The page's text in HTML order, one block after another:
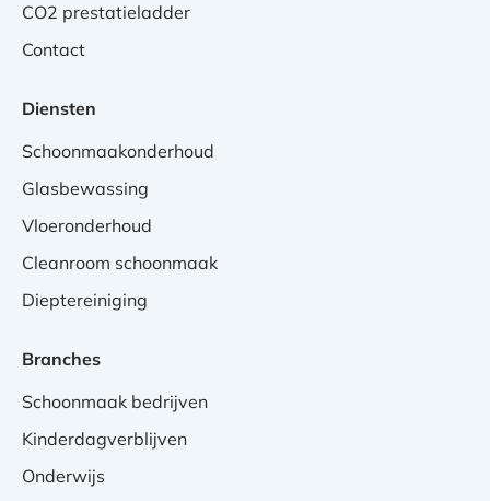
CO2 prestatieladder
Contact
Diensten
Schoonmaakonderhoud
Glasbewassing
Vloeronderhoud
Cleanroom schoonmaak
Dieptereiniging
Branches
Schoonmaak bedrijven
Kinderdagverblijven
Onderwijs